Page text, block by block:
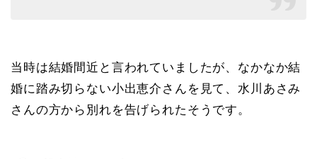
当時は結婚間近と言われていましたが、なかなか結
婚に踏み切らない小出恵介さんを見て、水川あさみ
さんの方から別れを告げられたそうです。